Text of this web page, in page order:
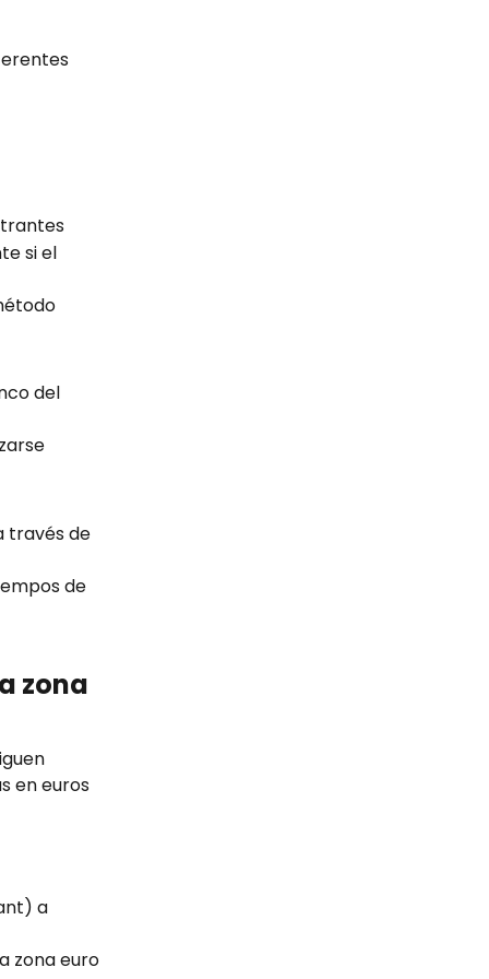
si el
del
través de
de
zona
en euros
a
zona euro